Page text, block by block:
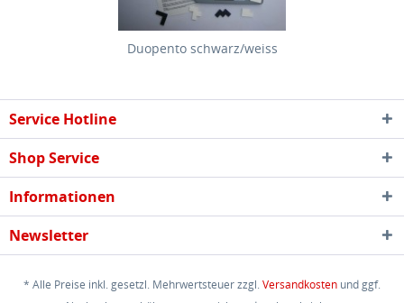
Duopento schwarz/weiss
Service Hotline
Shop Service
Informationen
Newsletter
* Alle Preise inkl. gesetzl. Mehrwertsteuer zzgl.Versandkosten und ggf.